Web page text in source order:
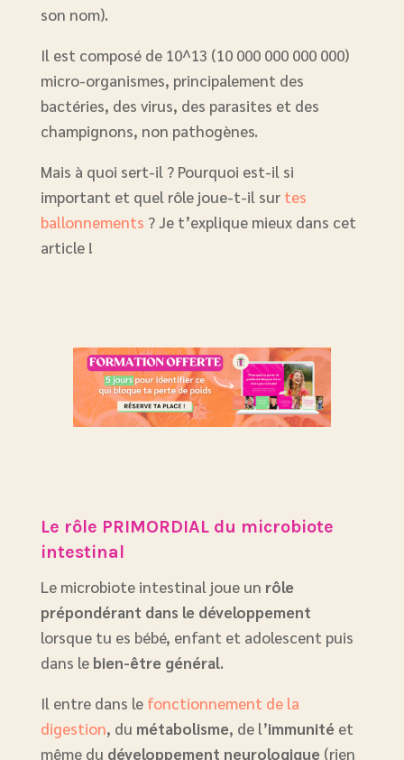
son nom).
Il est composé de 10^13 (10 000 000 000 000)
micro-organismes, principalement des
bactéries, des virus, des parasites et des
champignons, non pathogènes.
Mais à quoi sert-il ? Pourquoi est-il si
important et quel rôle joue-t-il sur tes
ballonnements ? Je t’explique mieux dans cet
article !
Le rôle PRIMORDIAL du microbiote
intestinal
Le microbiote intestinal joue un rôle
prépondérant dans le développement
lorsque tu es bébé, enfant et adolescent puis
dans le bien-être général.
Il entre dans le fonctionnement de la
digestion, du métabolisme, de l’immunité et
même du développement neurologique (rien